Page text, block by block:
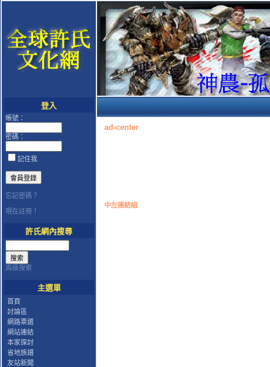
登入
帳號：
密碼：
記住我
忘記密碼？
現在註冊！
許氏網內搜尋
高級搜索
主選單
首頁
討論區
網路票選
網站連結
本家探討
省地族譜
友站新聞
ad-center
中左連結組